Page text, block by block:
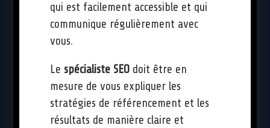
qui est facilement accessible et qui
communique régulièrement avec
vous.
Le spécialiste SEOdoit être en
mesure de vous expliquer les
stratégies de référencement et les
résultats de manière claire et